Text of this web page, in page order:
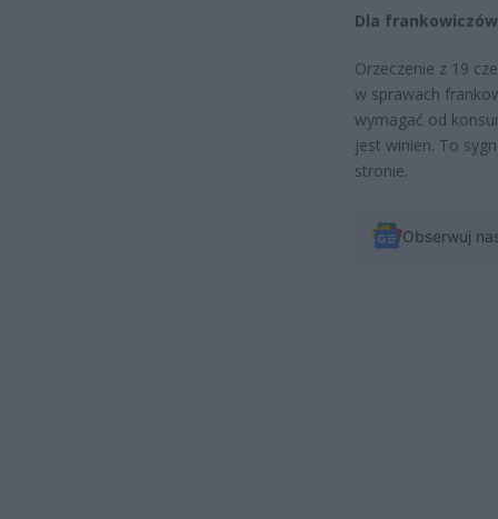
Dla
Orzeczenie z 19
w sprawach
wymagać od
jest winien. To
stronie.
Obserwuj